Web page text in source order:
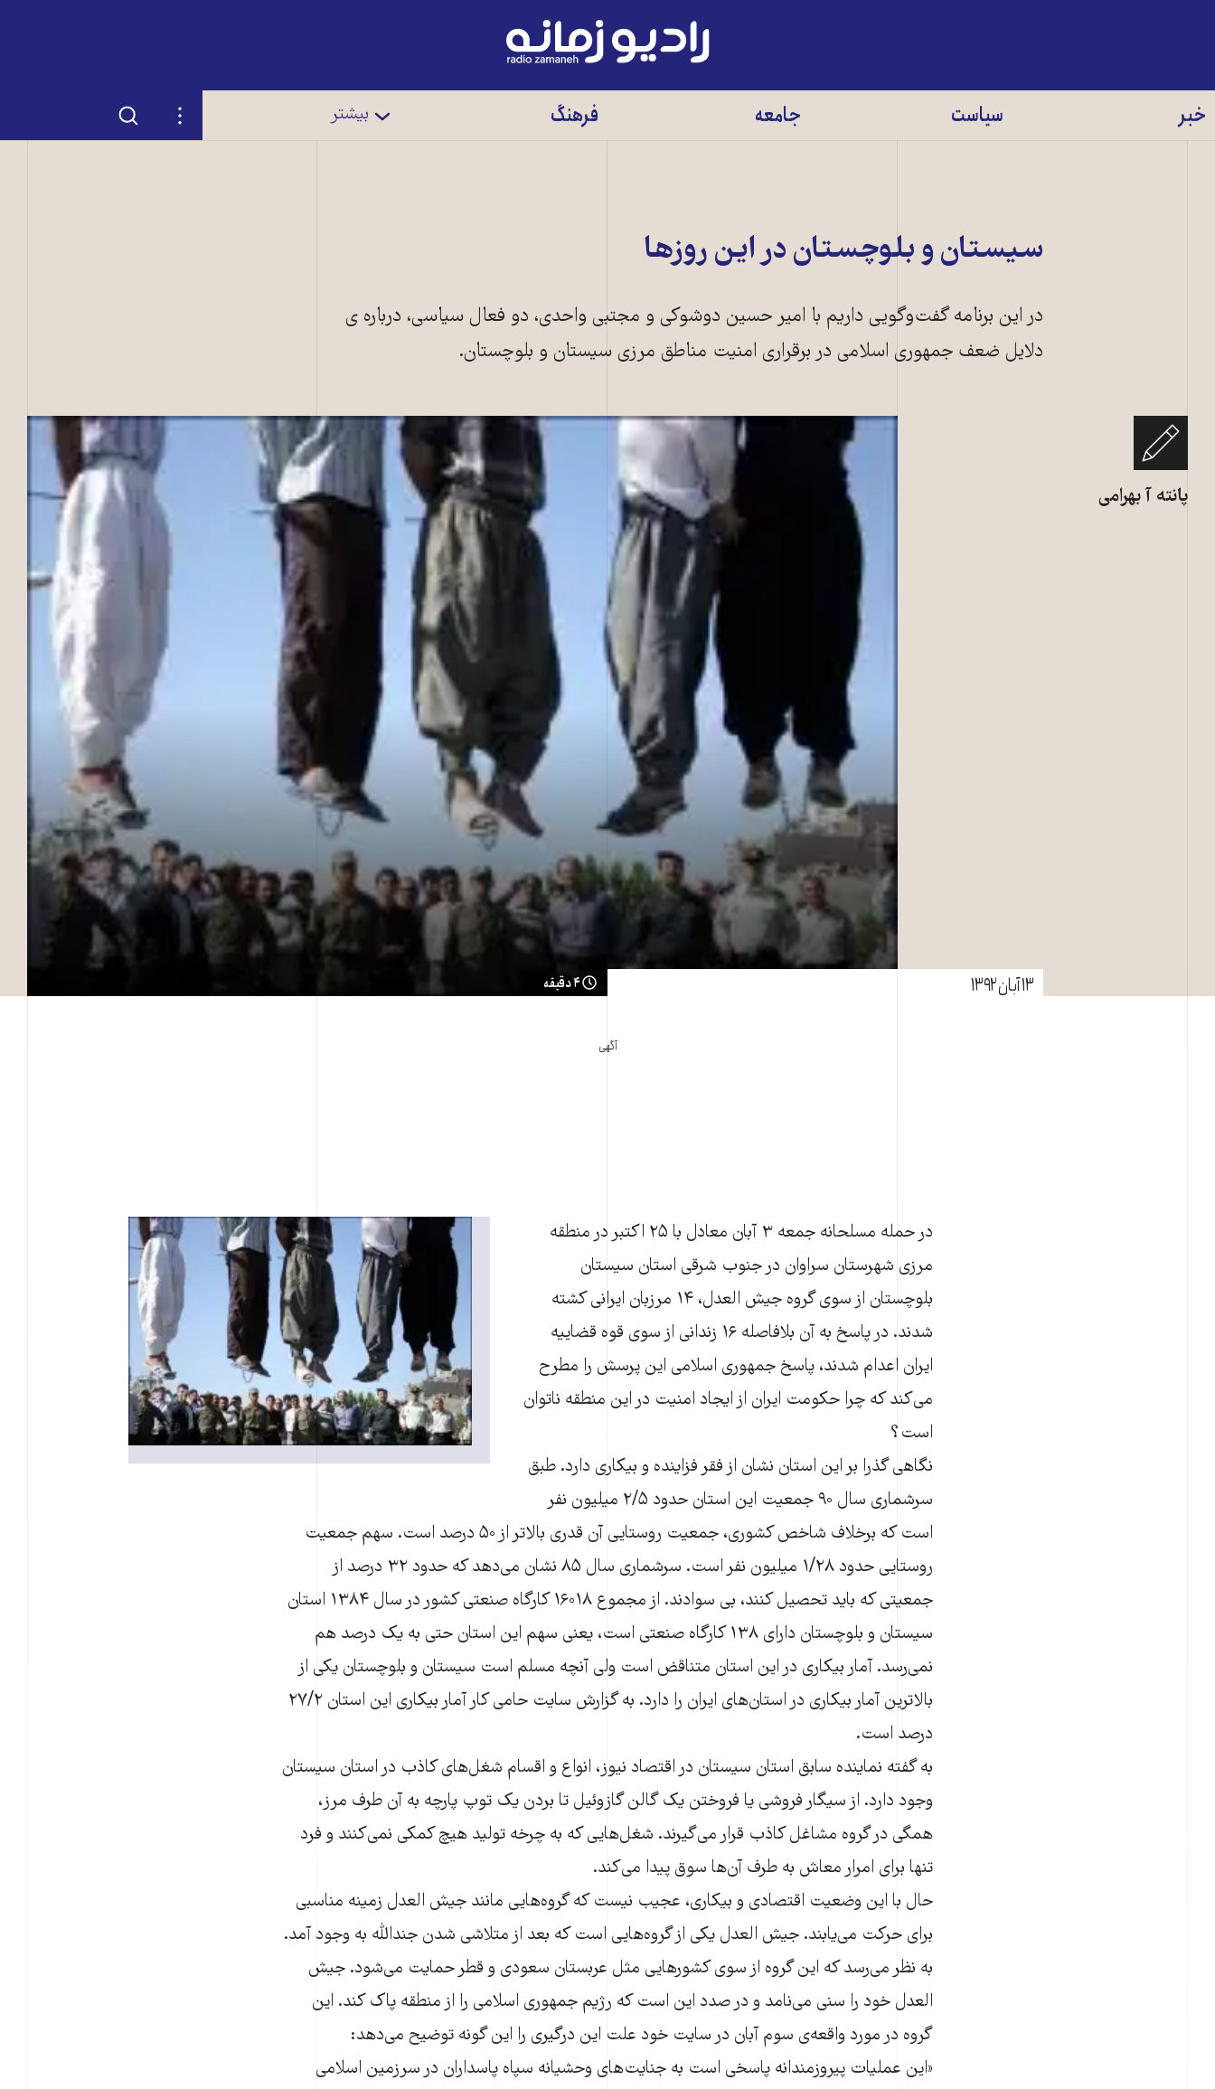
رادیو
زمانه
خبر سیاست جامعه فرهنگ بیشتر تنظیمات جستجو
سیستان و بلوچستان در این روزها
در این برنامه گفت‌وگویی داریم با امیر حسین دوشوکی و مجتبی واحدی، دو فعال سیاسی، درباره ی
دلایل ضعف جمهوری اسلامی در برقراری امنیت مناطق مرزی سیستان و بلوچستان.
پانته آ بهرامی
۱۳ آبان ۱۳۹۲ ۴ دقیقه
آگهی
در حمله مسلحانه جمعه ۳ آبان معادل با ۲۵ اکتبر در منطقه
مرزی شهرستان سراوان در جنوب شرقی استان سیستان
بلوچستان از سوی گروه جیش العدل، ۱۴ مرزبان ایرانی کشته
شدند. در پاسخ به آن بلافاصله ۱۶ زندانی از سوی قوه قضاییه
ایران اعدام شدند، پاسخ جمهوری اسلامی این پرسش را مطرح
می‌کند که چرا حکومت ایران از ایجاد امنیت در این منطقه ناتوان
است؟
نگاهی گذرا بر این استان نشان از فقر فزاینده و بیکاری دارد. طبق
سرشماری سال ۹۰ جمعیت این استان حدود ۲/۵ میلیون نفر
است که برخلاف شاخص کشوری، جمعیت روستایی آن قدری بالاتر از ۵۰ درصد است. سهم جمعیت
روستایی حدود ۱/۲۸ میلیون نفر است. سرشماری سال ۸۵ نشان می‌دهد که حدود ۳۲ درصد از
جمعیتی که باید تحصیل کنند، بی سوادند. از مجموع ۱۶۰۱۸ کارگاه صنعتی کشور در سال ۱۳۸۴ استان
سیستان و بلوچستان دارای ۱۳۸ کارگاه صنعتی است، یعنی سهم این استان حتی به یک درصد هم
نمی‌رسد. آمار بیکاری در این استان متناقض است ولی آنچه مسلم است سیستان و بلوچستان یکی از
بالاترین آمار بیکاری در استان‌های ایران را دارد. به گزارش سایت حامی کار آمار بیکاری این استان ۲۷/۲
درصد است.
به گفته نماینده سابق استان سیستان در اقتصاد نیوز، انواع و اقسام شغل‌های کاذب در استان سیستان
وجود دارد. از سیگار فروشی یا فروختن یک گالن گازوئیل تا بردن یک توپ پارچه به آن طرف مرز،
همگی در گروه مشاغل کاذب قرار می‌گیرند. شغل‌هایی که به چرخه تولید هیچ کمکی نمی‌کنند و فرد
تنها برای امرار معاش به طرف آن‌ها سوق پیدا می‌کند.
حال با این وضعیت اقتصادی و بیکاری، عجیب نیست که گروه‌هایی مانند جیش العدل زمینه مناسبی
برای حرکت می‌یابند. جیش العدل یکی از گروه‌هایی است که بعد از متلاشی شدن جندالله به وجود آمد.
به نظر می‌رسد که این گروه از سوی کشورهایی مثل عربستان سعودی و قطر حمایت می‌شود. جیش
العدل خود را سنی می‌نامد و در صدد این است که رژیم جمهوری اسلامی را از منطقه پاک کند. این
گروه در مورد واقعه‌ی سوم آبان در سایت خود علت این درگیری را این گونه توضیح می‌دهد:
«این عملیات پیروزمندانه پاسخی است به جنایت‌های وحشیانه سپاه پاسداران در سرزمین اسلامی